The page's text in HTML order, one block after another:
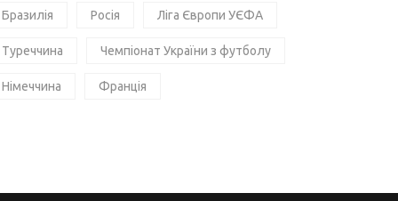
Бразилія Росія Ліга Європи УЄФА
Туреччина Чемпіонат України з футболу
Німеччина Франція